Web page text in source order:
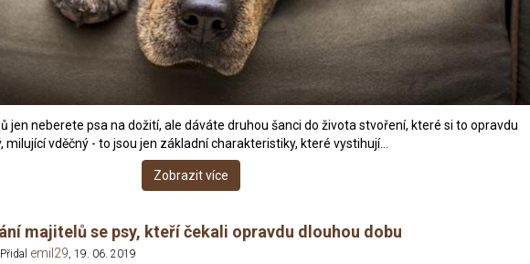
jen neberete psa na dožití, ale dáváte druhou šanci do života stvoření, které si to opravdu
vděčný - to jsou jen základní charakteristiky, které vystihují…
Zobrazit více
majitelů se psy, kteří čekali opravdu dlouhou dobu
emil29, 19. 06. 2019